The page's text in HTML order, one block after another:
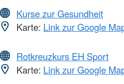
Kurse zur Gesundheit
Karte: Link zur Google
Rotkreuzkurs EH Sport
Karte: Link zur Google